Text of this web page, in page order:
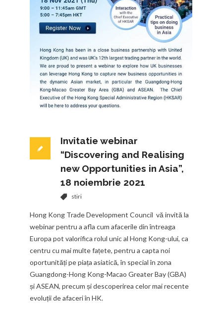
Invitatie webinar
“Discovering and Realising
new Opportunities in Asia”,
18 noiembrie 2021
stiri
Hong Kong Trade Development Council vă invită la
webinar pentru a afla cum afacerile din întreaga
Europa pot valorifica rolul unic al Hong Kong-ului, ca
centru cu mai multe fațete, pentru a capta noi
oportunități pe piața asiatică, în special în zona
Guangdong-Hong Kong-Macao Greater Bay (GBA)
și ASEAN, precum și descoperirea celor mai recente
evoluții de afaceri în HK.